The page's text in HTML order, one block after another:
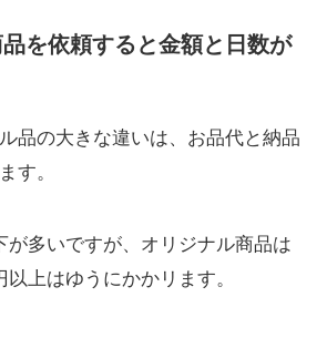
を依頼すると金額と日数が
品の大きな違いは、お品代と納品
す。
が多いですが、オリジナル商品は
上はゆうにかかリます。